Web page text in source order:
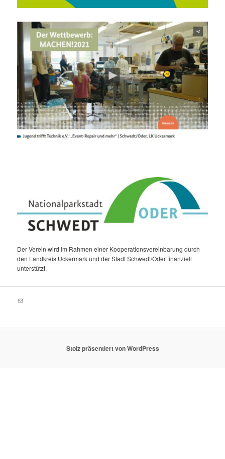
Der Verein wird im Rahmen einer Kooperationsvereinbarung durch
den Landkreis Uckermark und der Stadt Schwedt/Oder finanziell
unterstützt.
E-Mail
Stolz präsentiert von WordPress